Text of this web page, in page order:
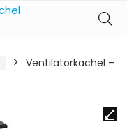
Ventilatorkachel –